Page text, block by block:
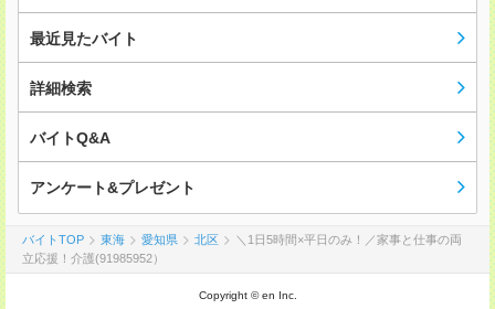
最近見たバイト
詳細検索
バイトQ&A
アンケート&プレゼント
バイトTOP 東海 愛知県 北区
＼1日5時間×平日のみ！／家事と仕事の両
立応援！介護(91985952）
Copyright © en Inc.